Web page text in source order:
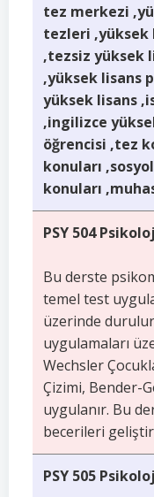
tez merkezi
tezleri ,yüksek
,tezsiz yüksek
,yüksek lisans
yüksek lisans
,ingilizce
öğrencisi ,tez
konuları
konuları
PSY 504
Bu derste
temel test
üzerinde
uygulamaları
Wechsler
Çizimi, Bender-
uygulanır. Bu
becerileri
PSY 505